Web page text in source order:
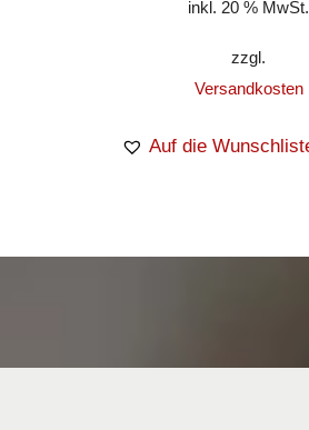
inkl. 20 % MwSt.
zzgl.
Versandkosten
Auf die